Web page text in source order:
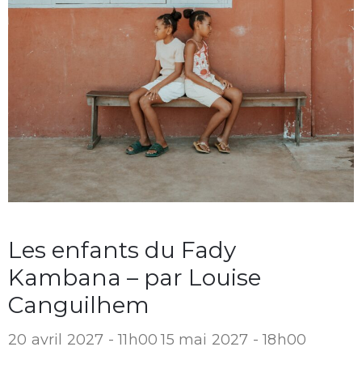
Les enfants du Fady
Kambana – par Louise
Canguilhem
20 avril 2027 - 11h00 15 mai 2027 - 18h00